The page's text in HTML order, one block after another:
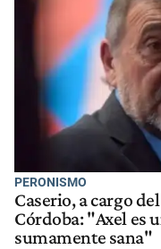
PERONISMO
Caserio, a cargo
Córdoba: "Axel es
sumamente sana"